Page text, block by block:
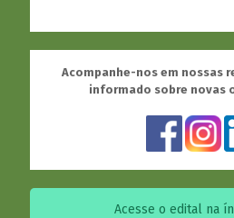
Acompanhe-nos em nossas
informado sobre novas
Acesse o edital na